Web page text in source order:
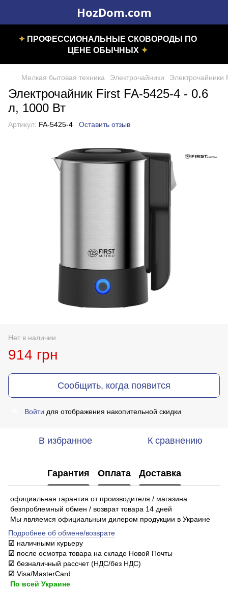
HozDom.com
✦ ПРОФЕССИОНАЛЬНЫЕ СКОВОРОДЫ ПО
ЦЕНЕ ОБЫЧНЫХ ✦
Мелкая бытовая техника Электрочайники Электрочайники
Электрочайник First FA-5425-4 - 0.6
л, 1000 Вт
Артикул: FA-5425-4 Оставить отзыв
Нет в наличии
914 грн
Сообщить, когда появится
Войти для отображения накопительной скидки
В избранное К сравнению
Гарантия Оплата Доставка
официальная гарантия от производителя / магазина
безпроблемный обмен / возврат товара 14 дней
Мы являемся официальным дилером продукции в Украине
Подробнее об обмене/возврате
☑ наличными курьеру
☑ после осмотра товара на складе Новой Почты
☑ безналичный рассчет (НДС/без НДС)
☑ Visa/MasterCard
По всей Украине